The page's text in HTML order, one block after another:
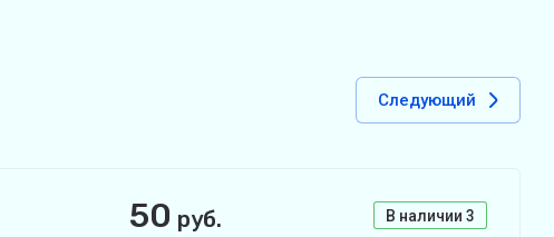
Следующий
В наличии 3
50 руб.